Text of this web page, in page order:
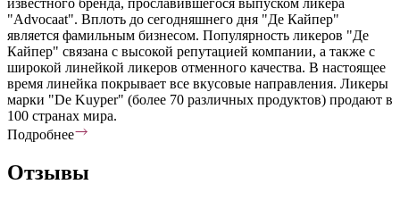
"Advocaat". Вплоть до сегодняшнего дня "Де Кайпер"
является фамильным бизнесом. Популярность ликеров "Де
Кайпер" связана с высокой репутацией компании, а также с
широкой линейкой ликеров отменного качества. В настоящее
время линейка покрывает все вкусовые направления. Ликеры
марки "De Kuyper" (более 70 различных продуктов) продают в
100 странах мира.
Подробнее
Отзывы